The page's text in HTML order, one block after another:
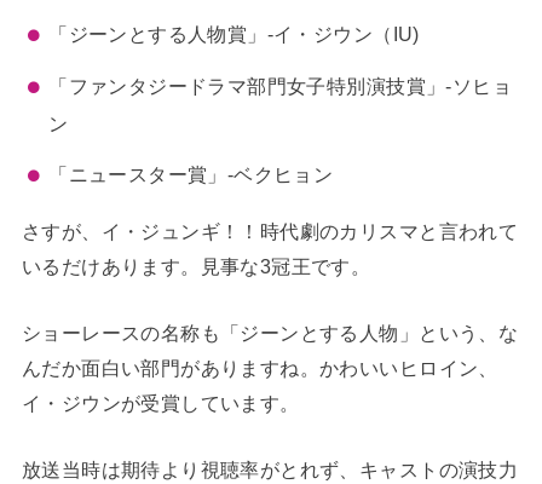
「ジーンとする人物賞」-イ・ジウン（IU)
「ファンタジードラマ部門女子特別演技賞」-ソヒョ
ン
「ニュースター賞」-ベクヒョン
さすが、イ・ジュンギ！！時代劇のカリスマと言われて
いるだけあります。見事な3冠王です。
ショーレースの名称も「ジーンとする人物」という、な
んだか面白い部門がありますね。かわいいヒロイン、
イ・ジウンが受賞しています。
放送当時は期待より視聴率がとれず、キャストの演技力